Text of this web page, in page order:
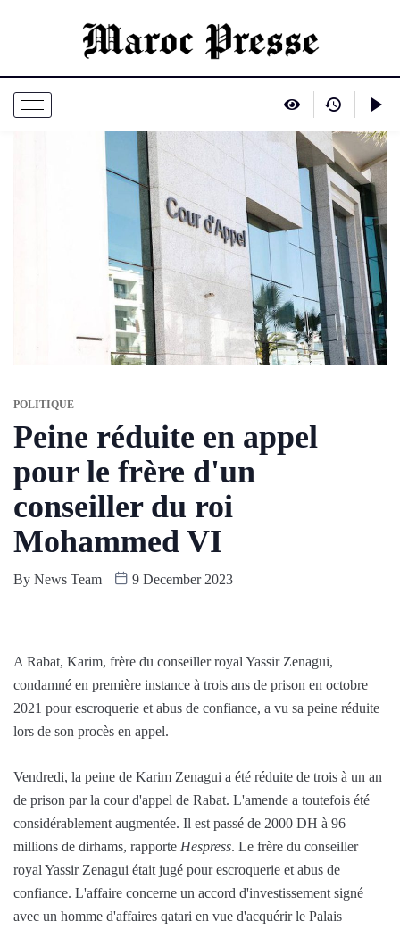
POLITIQUE
Peine réduite en appel
pour le frère d'un
conseiller du roi
Mohammed VI
By News Team 9 December 2023
A Rabat, Karim, frère du conseiller royal Yassir Zenagui,
condamné en première instance à trois ans de prison en octobre
2021 pour escroquerie et abus de confiance, a vu sa peine réduite
lors de son procès en appel.
Vendredi, la peine de Karim Zenagui a été réduite de trois à un an
de prison par la cour d'appel de Rabat. L'amende a toutefois été
considérablement augmentée. Il est passé de 2000 DH à 96
millions de dirhams, rapporte Hespress. Le frère du conseiller
royal Yassir Zenagui était jugé pour escroquerie et abus de
confiance. L'affaire concerne un accord d'investissement signé
avec un homme d'affaires qatari en vue d'acquérir le Palais